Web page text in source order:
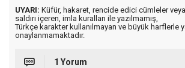
UYARI: Küfür, hakaret, rencide edici cümleler
saldırı içeren, imla kuralları ile yazılmamış,
Türkçe karakter kullanılmayan ve büyük harflerle
onaylanmamaktadır.
1 Yorum